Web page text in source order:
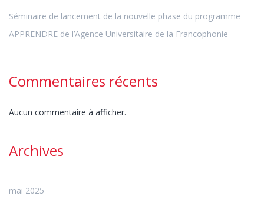
Séminaire de lancement de la nouvelle phase du programme
APPRENDRE de l’Agence Universitaire de la Francophonie
Commentaires récents
Aucun commentaire à afficher.
Archives
mai 2025